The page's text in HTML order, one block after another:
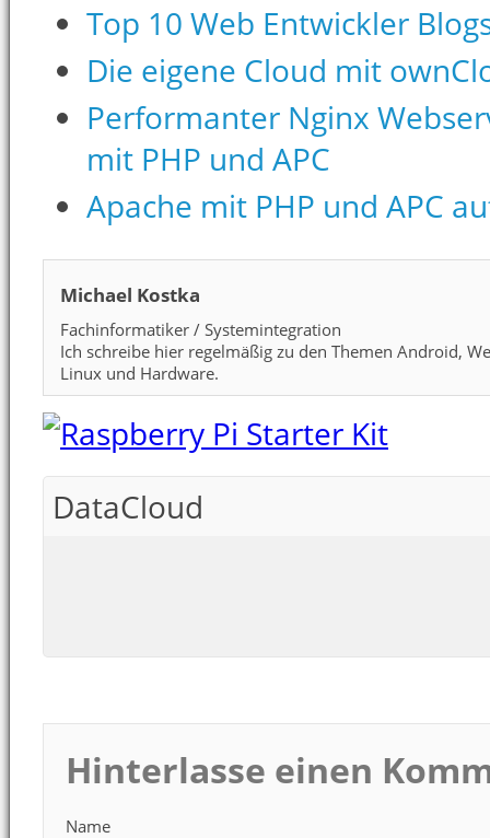
Top 10 Web Entwickler
Die eigene Cloud mit
Performanter Nginx
mit PHP und APC
Apache mit PHP und APC
Michael Kostka
Fachinformatiker / Systemintegration
Ich schreibe hier regelmäßig zu den Themen Android,
Linux und Hardware.
DataCloud
Hinterlasse einen
Name